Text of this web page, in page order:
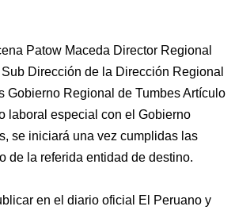
Patow Maceda Director Regional
Dirección de la Dirección Regional
Gobierno Regional de Tumbes Artículo
laboral especial con el Gobierno
se iniciará una vez cumplidas las
de la referida entidad de destino.
en el diario oficial El Peruano y